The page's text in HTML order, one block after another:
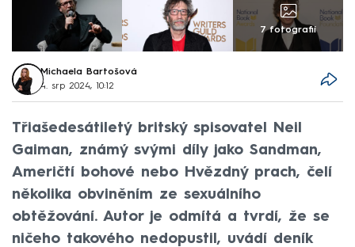
7 fotografií
Michaela Bartošová
4. srp 2024, 10:12
Třiašedesátiletý britský spisovatel Neil
Gaiman, známý svými díly jako Sandman,
Američtí bohové nebo Hvězdný prach, čelí
několika obviněním ze sexuálního
obtěžování. Autor je odmítá a tvrdí, že se
ničeho takového nedopustil, uvádí deník